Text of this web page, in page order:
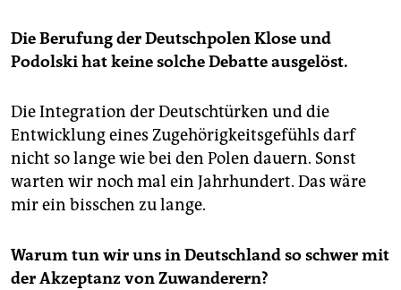
Die Berufung der Deutschpolen Klose und
Podolski hat keine solche Debatte ausgelöst.
Die Integration der Deutschtürken und die
Entwicklung eines Zugehörigkeitsgefühls darf
nicht so lange wie bei den Polen dauern. Sonst
warten wir noch mal ein Jahrhundert. Das wäre
mir ein bisschen zu lange.
Warum tun wir uns in Deutschland so schwer mit
der Akzeptanz von Zuwanderern?